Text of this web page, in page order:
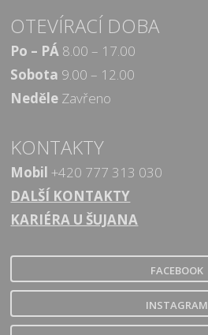
OTEVÍRACÍ DOBA
Po – PÁ 8.00 – 17.00
Sobota 9.00 – 12.00
Neděle Zavřeno
KONTAKTY
Mobil +420 777 313 030
DALŠÍ KONTAKTY
KARIÉRA U ŠUJANA
FACEBOOK
INSTAGRAM